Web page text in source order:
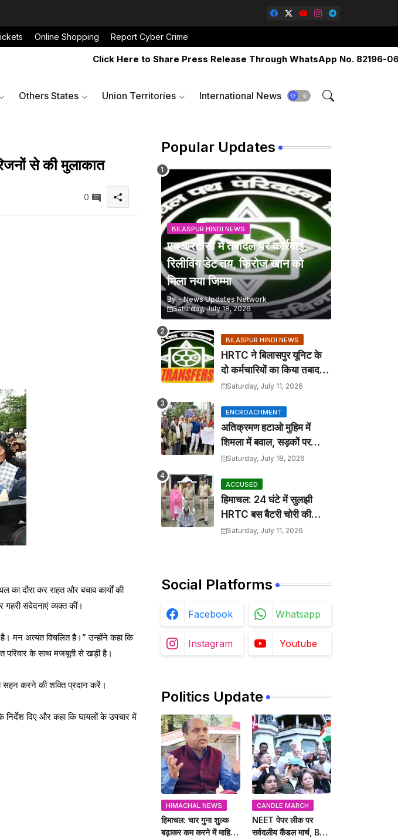
Online Shopping Report Cyber Crime
Click Here to Share Press Release Through WhatsApp No. 82196-06517
Others States Union Territories International News
से की मुलाकात
0
का दौरा कर राहत और बचाव कार्यों की
गहरी संवेदनाएं व्यक्त कीं।
मन अत्यंत विचलित है।” उन्होंने कहा कि
परिवार के साथ मजबूती से खड़ी है।
सहन करने की शक्ति प्रदान करें।
निर्देश दिए और कहा कि घायलों के उपचार में
Popular Updates
BILASPUR HINDI NEWS
एचआरटीसी में तबादले पर कार्रवाई,
रिलीविंग डेट तय, फिरोज खान को
मिला नया जिम्मा
By - News Updates Network
Saturday, July 18, 2026
BILASPUR HINDI NEWS
HRTC ने बिलासपुर यूनिट के
दो कर्मचारियों का किया तबादला,
कार्यालय आदेश जारी
Saturday, July 11, 2026
ENCROACHMENT
अतिक्रमण हटाओ मुहिम में
शिमला में बवाल, सड़कों पर
कटोरा लेकर उतरे तहबाजारी
Saturday, July 18, 2026
ACCUSED
हिमाचल: 24 घंटे में सुलझी
HRTC बस बैटरी चोरी की
गुत्थी, आरोपी गिरफ्तार
Saturday, July 11, 2026
Social Platforms
Facebook Whatsapp
Instagram Youtube
Politics Update
HIMACHAL NEWS
हिमाचल: चार गुना शुल्क
बढ़ाकर कम करने में माहिर है
CANDLE MARCH
NEET पेपर लीक पर
सर्वदलीय कैंडल मार्च, BJP